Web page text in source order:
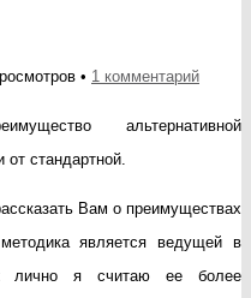
• 1 комментарийк
альтернативной
стандартной.
Вам о преимуществах
является ведущей в
лично я считаю ее более